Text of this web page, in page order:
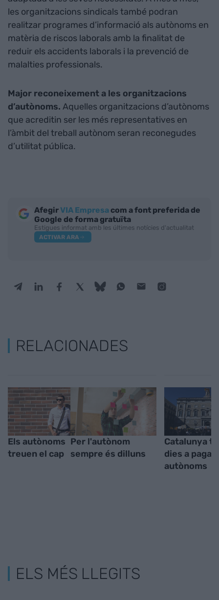
les organitzacions sindicals també podran
realitzar programes d’informació als autònoms en
matèria de riscos laborals amb la finalitat de
reduir els accidents laborals i la prevenció de
malalties professionals.
Major reconeixement a les organitzacions
d’autònoms. Aquelles organitzacions d’autònoms
que acreditin ser les més representatives en
l’àmbit del treball autònom seran reconegudes
d’utilitat pública.
AfegirVIA Empresa com a font preferida de
Google de forma gratuïta
Estigues informat amb les últimes notícies d'actualitat
ACTIVAR ARA
RELACIONADES
Els autònoms
treuen el cap
Per l'autònom
sempre és dilluns
Catalunya
dies a pagar
autònoms
ELS MÉS LLEGITS